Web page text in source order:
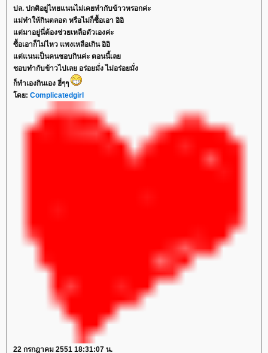
ปล. ปกติอยู่ไทยแนนไม่เคยทำกับข้าวหรอกค่ะ
แม่ทำให้กินตลอด หรือไม่ก็ซื้อเอา อิอิ
แต่มาอยู่นี่ต้องช่วยเหลือตัวเองค่ะ
ซื้อเอาก็ไม่ไหว แพงเหลือเกิน อิอิ
แต่แนนเป็นคนชอบกินค่ะ ตอนนี้เลย
ชอบทำกับข้าวไปเลย อร่อยมั่ง ไม่อร่อยมั่ง
ก็ทำเองกินเอง ฮี่ๆๆ
โดย: Complicatedgirl
22 กรกฎาคม 2551 18:31:07 น.